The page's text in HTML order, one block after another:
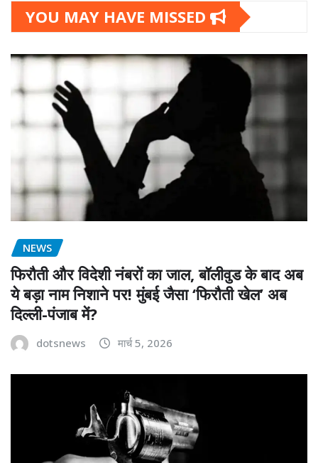
YOU MAY HAVE MISSED
NEWS
फिरौती और विदेशी नंबरों का जाल, बॉलीवुड के बाद अब
ये बड़ा नाम निशाने पर! मुंबई जैसा ‘फिरौती खेल’ अब
दिल्ली-पंजाब में?
dotsnews मार्च 5, 2026